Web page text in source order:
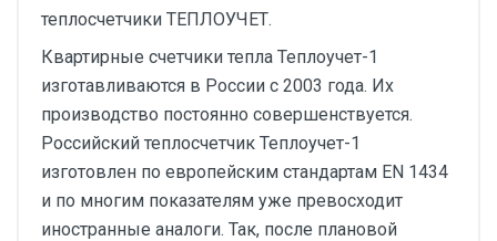
теплосчетчики ТЕПЛОУЧЕТ.
Квартирные счетчики тепла Теплоучет-1
изготавливаются в России с 2003 года. Их
производство постоянно совершенствуется.
Российский теплосчетчик Теплоучет-1
изготовлен по европейским стандартам EN 1434
и по многим показателям уже превосходит
иностранные аналоги. Так, после плановой